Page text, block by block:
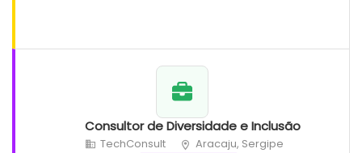
Consultor de Diversidade e Inclusão
TechConsult Aracaju, Sergipe